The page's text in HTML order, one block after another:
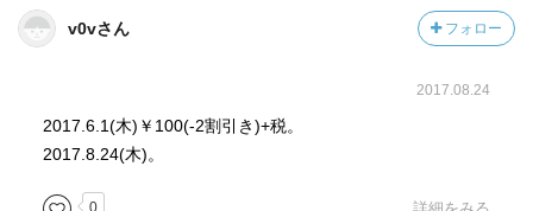
元豊後森藩江戸下屋敷の厩番。
主君・久留島通嘉が城中で大名四家に嘲笑されたことを
この事件を機に、"酔いどれ小籐次"として江戸中の人気者
となる。
v0vさん フォロー
2017.08.24
2017.6.1(木)￥100(-2割引き)+税。
2017.8.24(木)。
0